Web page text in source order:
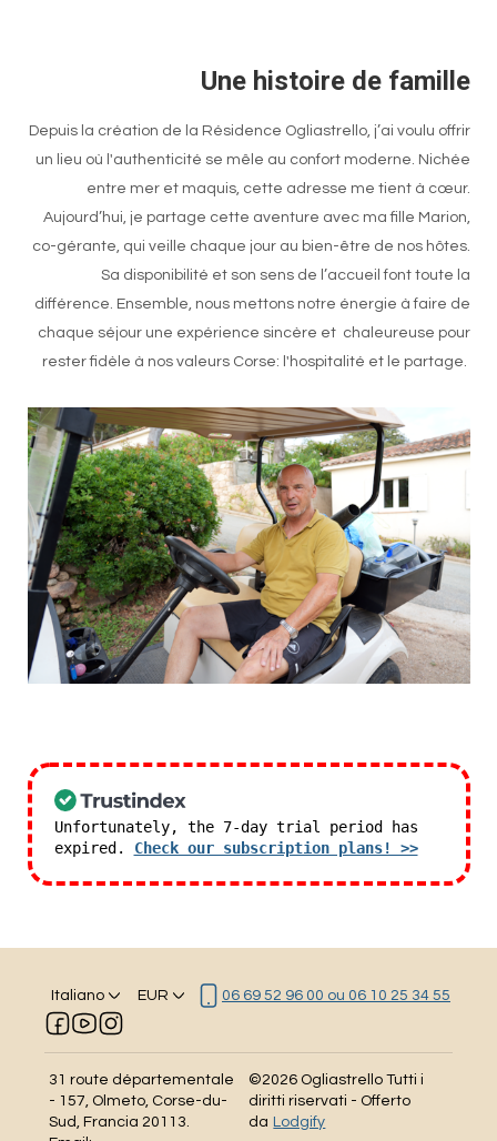
Une histoire de famille
Depuis la création de la Résidence Ogliastrello, j’ai voulu offrir
un lieu où l'authenticité se mêle au confort moderne. Nichée
entre mer et maquis, cette adresse me tient à cœur.
Aujourd’hui, je partage cette aventure avec ma fille Marion,
co-gérante, qui veille chaque jour au bien-être de nos hôtes.
Sa disponibilité et son sens de l’accueil font toute la
différence. Ensemble, nous mettons notre énergie à faire de
chaque séjour une expérience sincère et chaleureuse pour
rester fidèle à nos valeurs Corse: l'hospitalité et le partage.
Unfortunately, the 7-day trial period has
expired. Check our subscription plans! >>
Italiano EUR 06 69 52 96 00 ou 06 10 25 34 55
31 route départementale
- 157, Olmeto, Corse-du-
Sud, Francia 20113.
©2026 Ogliastrello Tutti i
diritti riservati - Offerto
da Lodgify